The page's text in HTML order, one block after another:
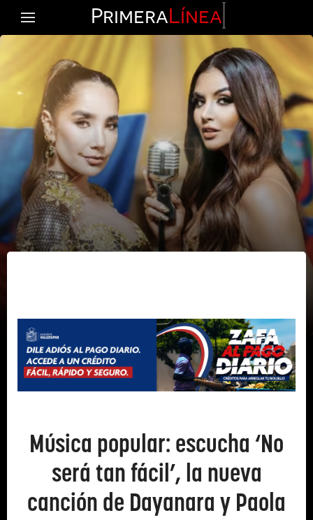
PrimeraLínea
Música popular: escucha ‘No
será tan fácil’, la nueva
canción de Dayanara y Paola